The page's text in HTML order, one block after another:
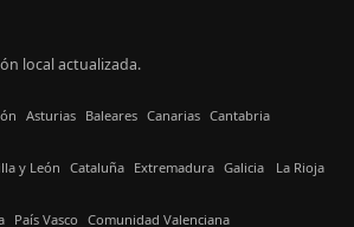
local actualizada.
Asturias Baleares Canarias Cantabria
y León Cataluña Extremadura Galicia La Rioja
País Vasco Comunidad Valenciana